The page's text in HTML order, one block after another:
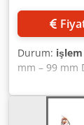
Durum: işlem
mm – 99 mm
aralığı: 50
200 kutuya